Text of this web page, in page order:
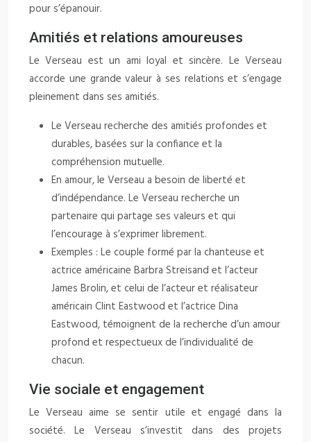
pour s’épanouir.
Amitiés et relations amoureuses
Le Verseau est un ami loyal et sincère. Le Verseau
accorde une grande valeur à ses relations et s’engage
pleinement dans ses amitiés.
Le Verseau recherche des amitiés profondes et
durables, basées sur la confiance et la
compréhension mutuelle.
En amour, le Verseau a besoin de liberté et
d’indépendance. Le Verseau recherche un
partenaire qui partage ses valeurs et qui
l’encourage à s’exprimer librement.
Exemples : Le couple formé par la chanteuse et
actrice américaine Barbra Streisand et l’acteur
James Brolin, et celui de l’acteur et réalisateur
américain Clint Eastwood et l’actrice Dina
Eastwood, témoignent de la recherche d’un amour
profond et respectueux de l’individualité de
chacun.
Vie sociale et engagement
Le Verseau aime se sentir utile et engagé dans la
société. Le Verseau s’investit dans des projets